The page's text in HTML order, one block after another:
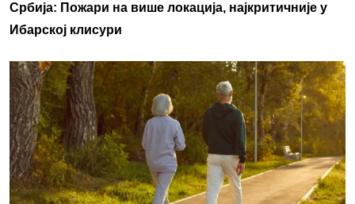
Србија: Пожари на више локација, најкритичније у
Ибарској клисури